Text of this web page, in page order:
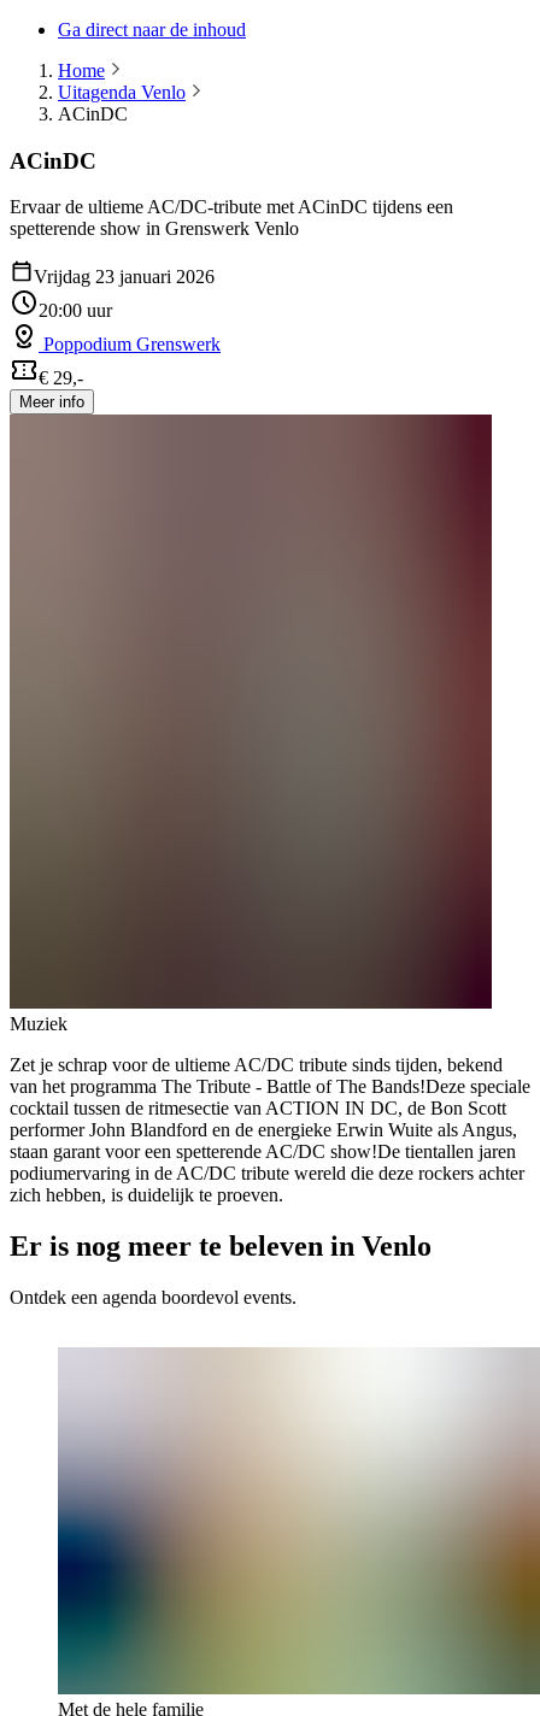
Ga direct naar de inhoud
Home
Uitagenda Venlo
ACinDC
ACinDC
Ervaar de ultieme AC/DC-tribute met ACinDC tijdens een
spetterende show in Grenswerk Venlo
Vrijdag 23 januari 2026
20:00 uur
Poppodium Grenswerk
€ 29,-
Meer info
Muziek
Zet je schrap voor de ultieme AC/DC tribute sinds tijden, bekend
van het programma The Tribute - Battle of The Bands!Deze speciale
cocktail tussen de ritmesectie van ACTION IN DC, de Bon Scott
performer John Blandford en de energieke Erwin Wuite als Angus,
staan garant voor een spetterende AC/DC show!De tientallen jaren
podiumervaring in de AC/DC tribute wereld die deze rockers achter
zich hebben, is duidelijk te proeven.
Er is nog meer te beleven in Venlo
Ontdek een agenda boordevol events.
Met de hele familie